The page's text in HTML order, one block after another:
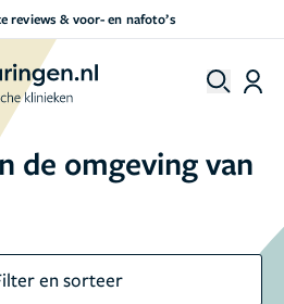
een afspraak maken
de omgeving van
en sorteer